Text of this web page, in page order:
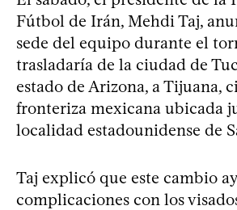
Fútbol de Irán, Mehdi Taj,
sede del equipo durante el
trasladaría de la ciudad de
estado de Arizona, a Tijuana,
fronteriza mexicana ubicada
localidad estadounidense de
Taj explicó que este cambio
complicaciones con los